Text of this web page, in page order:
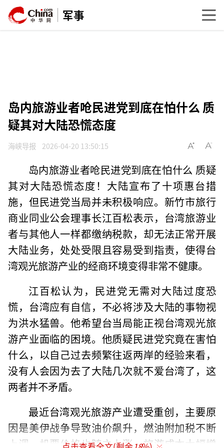
军事
岛内旅游业者呛民进党到底在怕什么 质
疑其对大陆恐慌态度
海峡导报 2026-04-20 13:50:15
岛内旅游业者呛民进党到底在怕什么 质疑
其对大陆恐慌态度！大陆宣布了十项惠台措
施，但民进党当局并未积极响应。新竹市旅行
商业同业公会理事长江百松表示，台湾旅游业
者与其他人一样都缴纳税款，却无法正常开展
大陆业务，处处受限且容易受到指责，使得台
湾观光旅游产业的经商环境变得非常不健康。
江百松认为，民进党无需对大陆过度恐
慌，台湾应有自信，不必将涉及大陆的事物视
为洪水猛兽。他希望台当局能正视台湾观光旅
游产业面临的困境。他质疑民进党究竟在害怕
什么，以自己过去频繁往返两岸的经验来看，
没有人会因为去了大陆几次就不爱台湾了，这
两者并不矛盾。
最近台湾观光旅游产业遭受重创，主要原
因是美伊战争导致油价飙升，燃油附加税不断
上调，机票价格也随之上涨，旅游成本大幅增